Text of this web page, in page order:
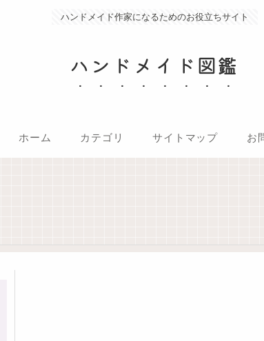
ハンドメイド作家になるためのお役立ちサイト
ハンドメイド図鑑
ホーム カテゴリ サイトマップ お